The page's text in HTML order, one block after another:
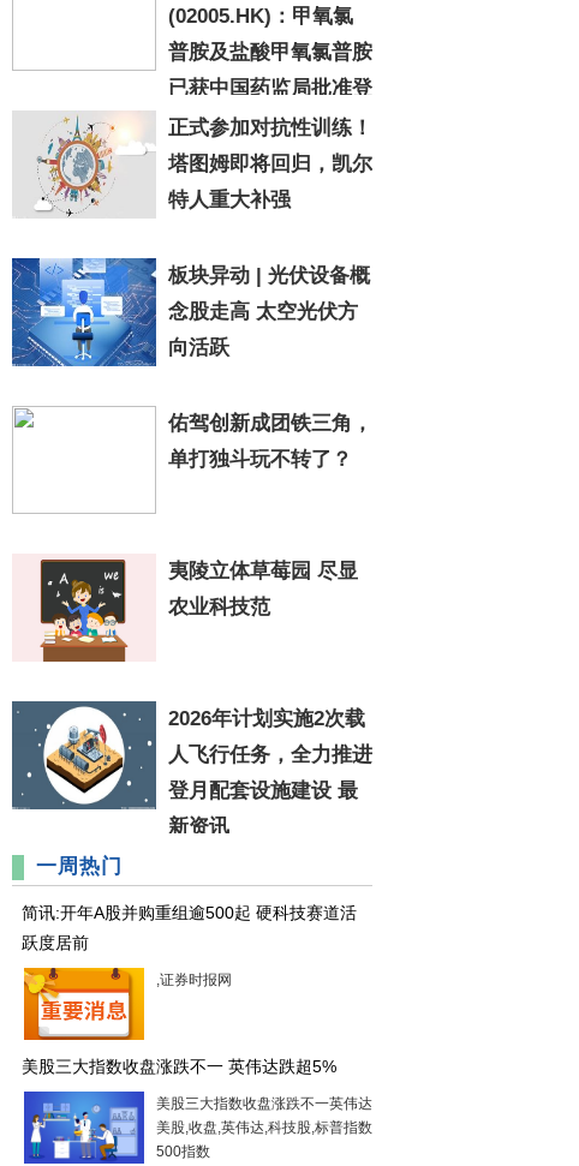
(02005.HK)：甲氧氯
普胺及盐酸甲氧氯普胺
已获中国药监局批准登
记成为在上市制剂使用的原料药-今日聚
正式参加对抗性训练！
塔图姆即将回归，凯尔
特人重大补强
板块异动 | 光伏设备概
念股走高 太空光伏方
向活跃
佑驾创新成团铁三角，
单打独斗玩不转了？
夷陵立体草莓园 尽显
农业科技范
2026年计划实施2次载
人飞行任务，全力推进
登月配套设施建设 最
新资讯
一周热门
简讯:开年A股并购重组逾500起 硬科技赛道活
跃度居前
,证券时报网
美股三大指数收盘涨跌不一 英伟达跌超5%
美股三大指数收盘涨跌不一英伟达跌超5%,
美股,收盘,英伟达,科技股,标普指数,标普
500指数